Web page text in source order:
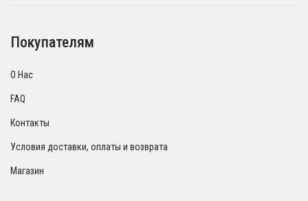
Покупателям
О Нас
FAQ
Контакты
Условия доставки, оплаты и возврата
Магазин